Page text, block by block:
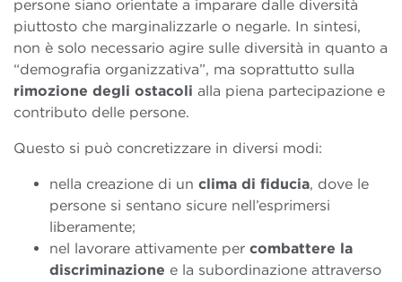
persone siano orientate a imparare dalle diversità
piuttosto che marginalizzarle o negarle. In sintesi,
non è solo necessario agire sulle diversità in quanto a
“demografia organizzativa”, ma soprattutto sulla
rimozione degli ostacoli alla piena partecipazione e
contributo delle persone.
Questo si può concretizzare in diversi modi:
nella creazione di un clima di fiducia, dove le
persone si sentano sicure nell’esprimersi
liberamente;
nel lavorare attivamente per combattere la
discriminazione e la subordinazione attraverso